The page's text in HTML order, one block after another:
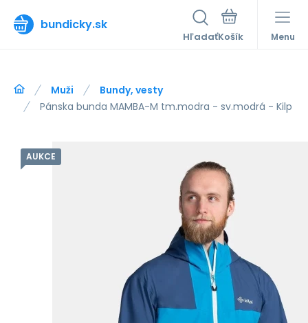
bundicky.sk
Hľadať Menu
Muži
Bundy, vesty
Pánska bunda MAMBA-M tm.modra - sv.modrá - Kilp
AUKCE